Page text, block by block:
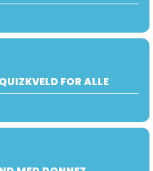
FOR ALLE